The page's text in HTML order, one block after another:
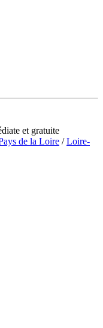
et gratuite
de la Loire /Loire-